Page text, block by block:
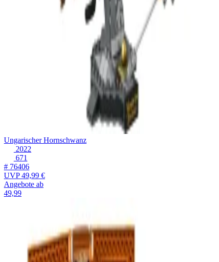
Ungarischer Hornschwanz
2022
671
# 76406
UVP49,99 €
Angebote ab
49,99